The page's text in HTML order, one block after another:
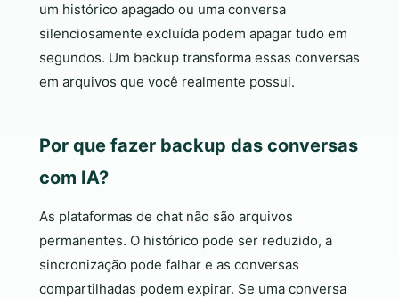
um histórico apagado ou uma conversa
silenciosamente excluída podem apagar tudo em
segundos. Um backup transforma essas conversas
em arquivos que você realmente possui.
Por que fazer backup das conversas
com IA?
As plataformas de chat não são arquivos
permanentes. O histórico pode ser reduzido, a
sincronização pode falhar e as conversas
compartilhadas podem expirar. Se uma conversa